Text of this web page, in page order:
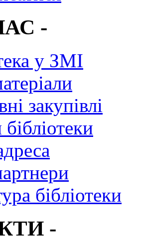
-
у ЗМІ
закупівлі
бібліотеки
бібліотеки
-